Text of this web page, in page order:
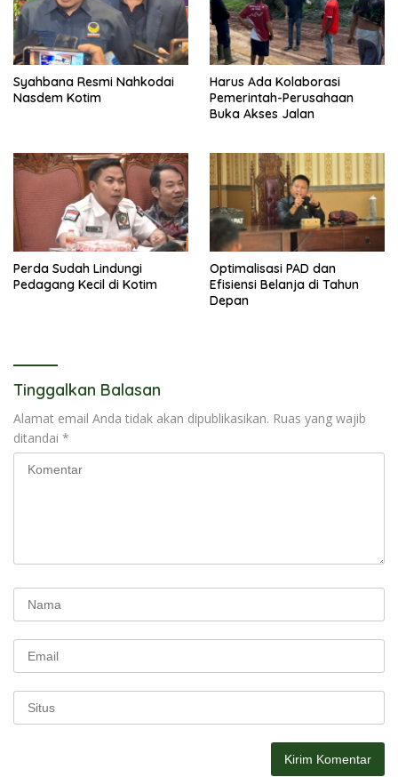
Syahbana Resmi Nahkodai
Nasdem Kotim
Harus Ada Kolaborasi
Pemerintah-Perusahaan
Buka Akses Jalan
Perda Sudah Lindungi
Pedagang Kecil di Kotim
Optimalisasi PAD dan
Efisiensi Belanja di Tahun
Depan
Tinggalkan Balasan
Alamat email Anda tidak akan dipublikasikan. Ruas yang wajib
ditandai *